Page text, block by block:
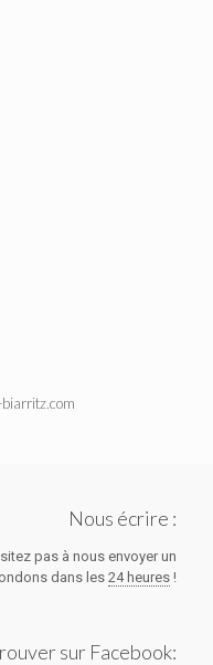
Nous écrire :
pas à nous envoyer un
dans les24 heures !
sur Facebook: